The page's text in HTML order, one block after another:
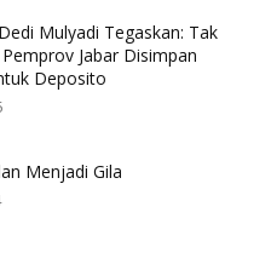
Mulyadi Tegaskan: Tak
Jabar Disimpan
Deposito
Menjadi Gila